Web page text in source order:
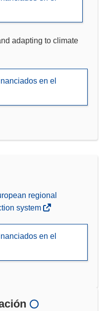
adapting to climate
en el
regional
system
en el